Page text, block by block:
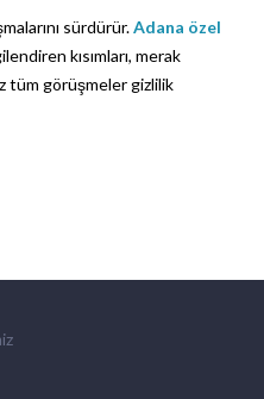
sürdürür.Adana özel
kısımları, merak
tüm görüşmeler gizlilik